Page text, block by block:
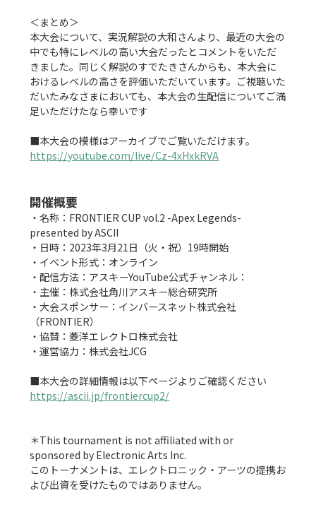
＜まとめ＞
本大会について、実況解説の大和さんより、最近の大会の
中でも特にレベルの高い大会だったとコメントをいただ
きました。同じく解説のすでたきさんからも、本大会に
おけるレベルの高さを評価いただいています。ご視聴いた
だいたみなさまにおいても、本大会の生配信についてご満
足いただけたなら幸いです
https://youtube.com/live/Cz-4xHxkRVA
開催概要
・名称：FRONTIER CUP vol.2 -Apex Legends-
presented by ASCII
・日時：2023年3月21日（火・祝）19時開始
・イベント形式：オンライン
・配信方法：アスキーYouTube公式チャンネル：
・主催：株式会社角川アスキー総合研究所
・大会スポンサー：インバースネット株式会社
（FRONTIER）
・協賛：菱洋エレクトロ株式会社
・運営協力：株式会社JCG
https://ascii.jp/frontiercup2/
＊This tournament is not affiliated with or
sponsored by Electronic Arts Inc.
このトーナメントは、エレクトロニック・アーツの提携お
よび出資を受けたものではありません。